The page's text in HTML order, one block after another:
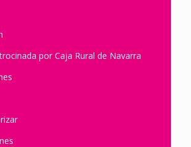
por Caja Rural de Navarra